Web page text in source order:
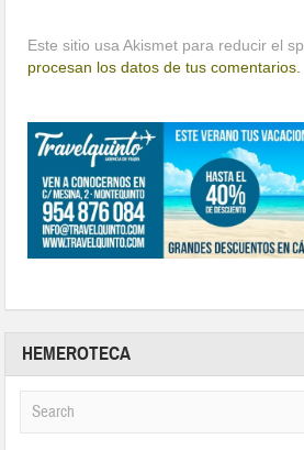
Este sitio usa Akismet para reducir el
procesan los datos de tus comentarios.
HEMEROTECA